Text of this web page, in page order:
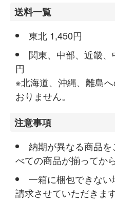
送料一覧
東北 1,450円
関東、中部、近畿
円
※北海道、沖縄、離島
おりません。
注意事項
納期が異なる商品
べての商品が揃ってか
一箱に梱包できな
請求させていただきます